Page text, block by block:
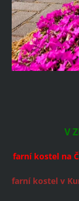
V
farní kostel na
farní kostel v